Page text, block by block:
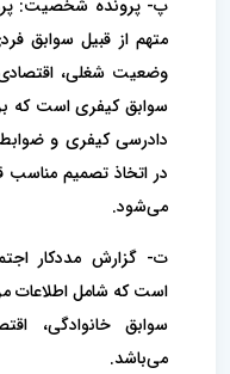
پ- پرونده شخصیت:
متهم از قبیل سوابق
وضعیت شغلی،
دادرسی کیفری و ضوابط
در اتخاذ تصمیم مناسب
می‌شود.
ت- گزارش مددکار
است که شامل
سوابق خانوادگی،
می‌باشد.